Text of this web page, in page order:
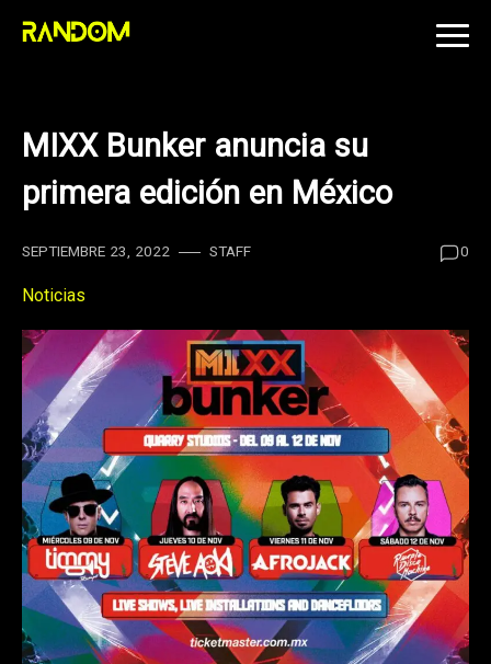
Skip
MIXX Bunker anuncia su
primera edición en México
SEPTIEMBRE 23, 2022 STAFF 0
Noticias